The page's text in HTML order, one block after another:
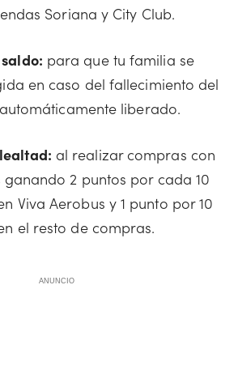
Soriana y City Club.
para que tu familia se
en caso del fallecimiento del
liberado.
al realizar compras con
2 puntos por cada 10
Viva Aerobus y 1 punto por 10
el resto de compras.
ANUNCIO